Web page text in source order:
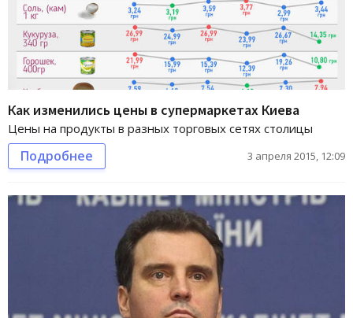
Как изменились цены в супермаркетах Киева
Цены на продукты в разных торговых сетях столицы
Подробнее 3 апреля 2015, 12:09